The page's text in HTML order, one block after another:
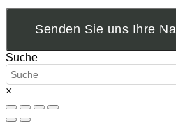
Senden Sie uns Ihre
Suche
×